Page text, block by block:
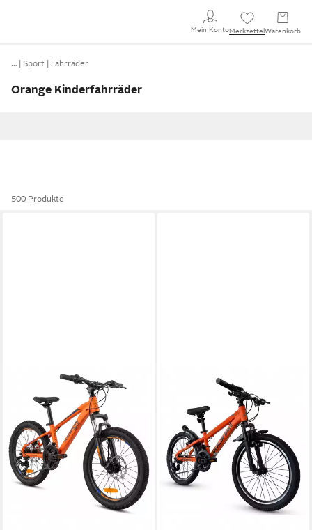
Mein KontoMerkzettel Warenkorb
… Sport Fahrräder
Orange Kinderfahrräder
500 Produkte